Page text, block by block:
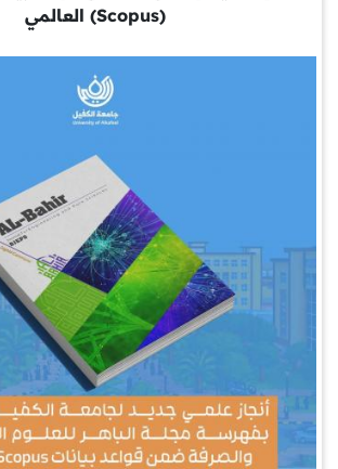
(Scopus) العالمي